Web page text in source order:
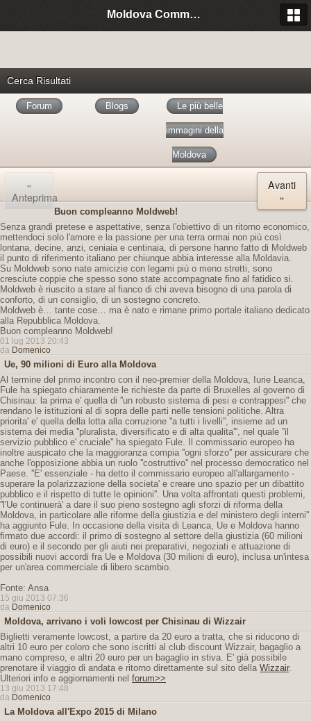
Moldova Community Italia
Cerca Risultati
Forum Blogs Le più belle
immagini della
Moldova
«
Anteprima
Avanti
»
Buon compleanno Moldweb!
Senza grandi pretese e aspettative, senza l'obiettivo di un ritorno economico,
mettendoci solo l'amore e la passione per una terra ormai non più così
lontana, decine, anzi, ceniaia e centinaia, di persone hanno fatto di Moldweb
il punto di riferimento italiano per chiunque abbia interesse alla Moldavia.
Su Moldweb sono nate amicizie con legami più o meno stretti, sono
cresciute coppie che spesso sono state accompagnate fino al fatidico si.
Moldweb è riuscito a stare al fianco di chi aveva bisogno di una parola di
conforto, di un consiglio, di un sostegno concreto.
Moldweb è… tante cose… ma è nato e rimane primo portale italiano dedicato
alla Repubblica Moldova.
Buon compleanno Moldweb!
01 lug 2013 20:43
da Domenico
Ue, 90 milioni di Euro alla Moldova
Al termine del primo incontro con il neo-premier della Moldova, Iurie Leanca,
Fule ha spiegato chiaramente le richieste da parte di Bruxelles al governo di
Chisinau: la prima e' quella di ''un robusto sistema di pesi e contrappesi'' che
rendano le istituzioni al di sopra delle parti nelle tensioni politiche. Altra
priorita' e' quella della lotta alla corruzione ''a tutti i livelli'', insieme ad un
sistema dei media ''pluralista, diversificato e di alta qualita''', nel quale ''il
servizio pubblico e' cruciale'' ha spiegato Fule. Il commissario europeo ha
inoltre auspicato che la maggioranza compia ''ogni sforzo'' per assicurare che
anche l'opposizione abbia un ruolo ''costruttivo'' nel processo democratico nel
Paese. ''E' essenziale - ha detto il commissario europeo all'allargamento -
superare la polarizzazione della societa' e creare uno spazio per un dibattito
pubblico e il rispetto di tutte le opinioni''. Una volta affrontati questi problemi,
''l'Ue continuerà' a dare il suo pieno sostegno agli sforzi di riforma della
Moldova, in particolare alle riforme della giustizia e del ministero degli interni''
ha aggiunto Fule. In occasione della visita di Leanca, Ue e Moldova hanno
firmato due accordi: il primo di sostegno al settore della giustizia (60 milioni
di euro) e il secondo per gli aiuti nei preparativi, negoziati e attuazione di
possibili nuovi accordi fra Ue e Moldova (30 milioni di euro), inclusa un'intesa
per un'area commerciale di libero scambio.
Fonte: Ansa
15 giu 2013 07:36
da Domenico
Moldova, arrivano i voli lowcost per Chisinau di Wizzair
Biglietti veramente lowcost, a partire da 20 euro a tratta, che si riducono di
altri 10 euro per coloro che sono iscritti al club discount Wizzair, bagaglio a
mano compreso, e altri 20 euro per un bagaglio in stiva. E' già possibile
prenotare il viaggio di andata e ritorno direttamente sul sito della Wizzair.
Ulteriori info e aggiornamenti nel forum>>
13 giu 2013 17:48
da Domenico
La Moldova all'Expo 2015 di Milano